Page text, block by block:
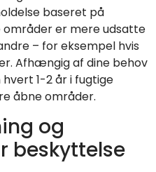
baseret på
områder er mere udsatte
– for eksempel hvis
Afhængig af dine behov
1-2 år i fugtige
åbne områder.
og
beskyttelse